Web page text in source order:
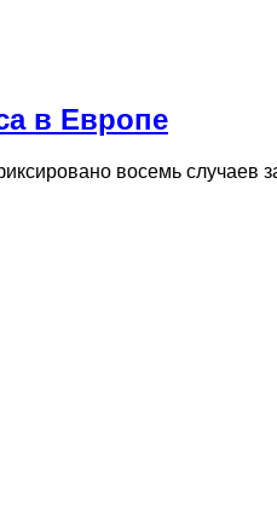
в Европе
восемь случаев